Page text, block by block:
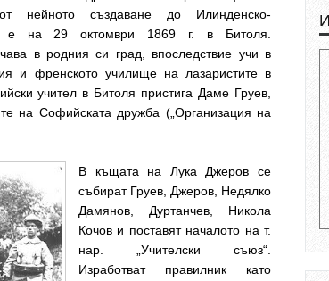
нейното създаване до Илинденско-
е на 29 октомври 1869 г. в Битоля.
в родния си град, впоследствие учи в
и френското училище на лазаристите в
учител в Битоля пристига Даме Груев,
на Софийската дружба („Организация на
В къщата на Лука Джеров се
събират Груев, Джеров, Недялко
Дамянов, Дуртанчев, Никола
Кочов и поставят началото на т.
нар. „Учителски съюз“.
Изработват правилник като